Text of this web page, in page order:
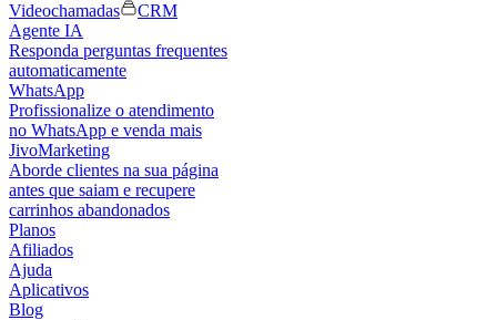
Videochamadas
CRM
Agente IA
Responda perguntas frequentes
automaticamente
WhatsApp
Profissionalize o atendimento
no WhatsApp e venda mais
JivoMarketing
Aborde clientes na sua página
antes que saiam e recupere
carrinhos abandonados
Planos
Afiliados
Ajuda
Aplicativos
Blog